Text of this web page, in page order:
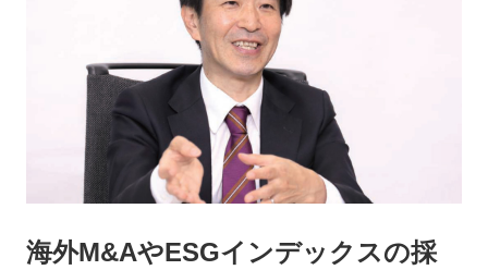
海外M&AやESGインデックスの採